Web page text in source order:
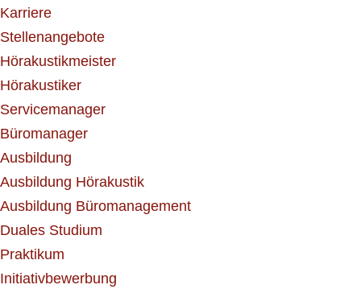
Karriere
Stellenangebote
Hörakustikmeister
Hörakustiker
Servicemanager
Büromanager
Ausbildung
Ausbildung Hörakustik
Ausbildung Büromanagement
Duales Studium
Praktikum
Initiativbewerbung